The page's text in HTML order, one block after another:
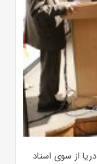
از سوی استاد